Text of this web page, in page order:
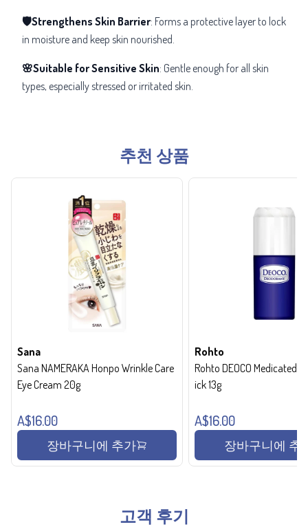
🛡️Strengthens Skin Barrier: Forms a protective layer to lock
in moisture and keep skin nourished.
🌸Suitable for Sensitive Skin: Gentle enough for all skin
types, especially stressed or irritated skin.
추천 상품
Sana
Sana NAMERAKA Honpo Wrinkle Care
Eye Cream 20g
A$16.00
장바구니에 추가
Rohto
Rohto DEOCO Medicated
ick 13g
A$16.00
장바구니에 추
고객 후기